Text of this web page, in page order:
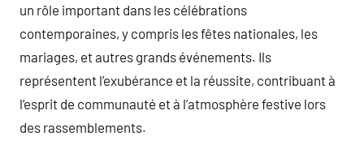
un rôle important dans les célébrations
contemporaines, y compris les fêtes nationales, les
mariages, et autres grands événements. Ils
représentent l’exubérance et la réussite, contribuant à
l’esprit de communauté et à l’atmosphère festive lors
des rassemblements.